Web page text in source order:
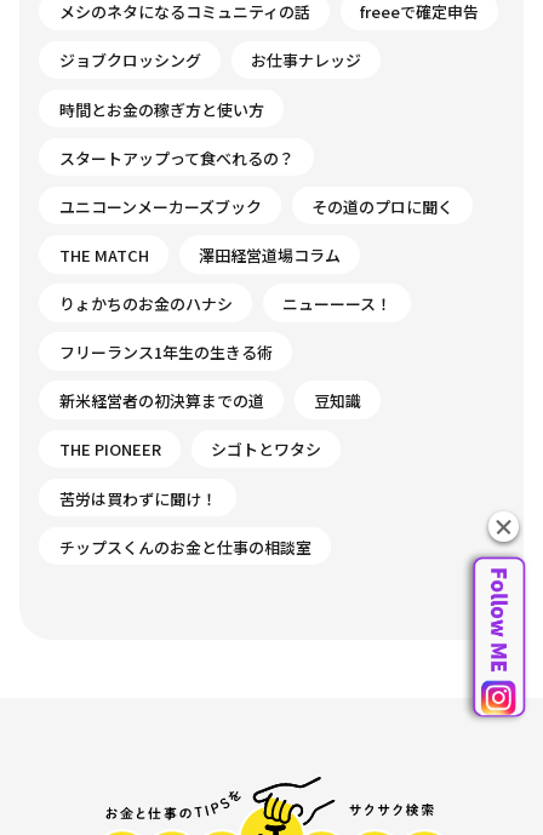
メシのネタになるコミュニティの話 freeeで確定申告
ジョブクロッシング お仕事ナレッジ
時間とお金の稼ぎ方と使い方
スタートアップって食べれるの？
ユニコーンメーカーズブック その道のプロに聞く
THE MATCH 澤田経営道場コラム
りょかちのお金のハナシ ニューーース！
フリーランス1年生の生きる術
新米経営者の初決算までの道 豆知識
THE PIONEER シゴトとワタシ
苦労は買わずに聞け！
チップスくんのお金と仕事の相談室